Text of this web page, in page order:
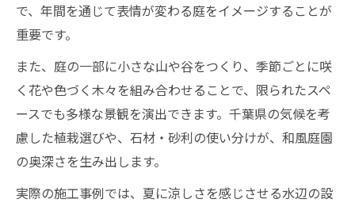
で、年間を通じて表情が変わる庭をイメージすることが
重要です。
また、庭の一部に小さな山や谷をつくり、季節ごとに咲
く花や色づく木々を組み合わせることで、限られたスペ
ースでも多様な景観を演出できます。千葉県の気候を考
慮した植栽選びや、石材・砂利の使い分けが、和風庭園
の奥深さを生み出します。
実際の施工事例では、夏に涼しさを感じさせる水辺の設